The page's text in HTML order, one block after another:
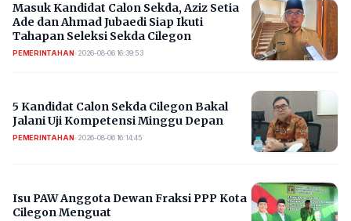
Masuk Kandidat Calon Sekda, Aziz Setia
Ade dan Ahmad Jubaedi Siap Ikuti
Tahapan Seleksi Sekda Cilegon
PEMERINTAHAN• 2026-08-06 16:39:53
5 Kandidat Calon Sekda Cilegon Bakal
Jalani Uji Kompetensi Minggu Depan
PEMERINTAHAN• 2026-08-06 16:14:45
Isu PAW Anggota Dewan Fraksi PPP Kota
Cilegon Menguat